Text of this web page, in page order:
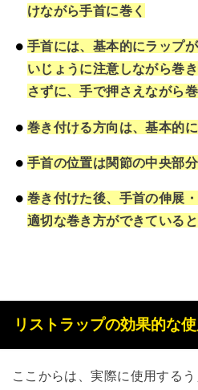
けながら手首に巻く
手首には、基本的にラップ
いじょうに注意しながら巻
さずに、手で押さえながら
巻き付ける方向は、基本的
手首の位置は関節の中央部分
巻き付けた後、手首の伸展
適切な巻き方ができている
リストラップの効果的な
ここからは、実際に使用する